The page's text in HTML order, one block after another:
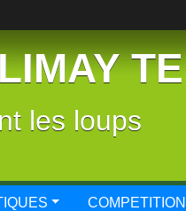
les loups